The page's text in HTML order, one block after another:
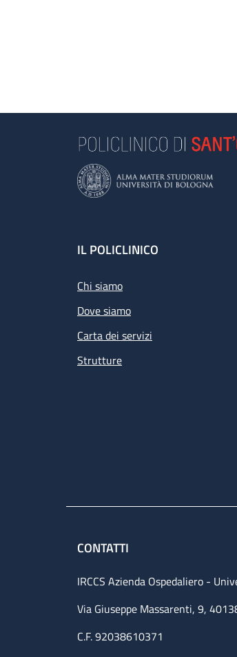
Footer
IL POLICLINICO
Chi siamo
Dove siamo
Carta dei servizi
Strutture
CONTATTI
IRCCS Azienda Ospedaliero -
Via Giuseppe Massarenti, 9,
C.F. 92038610371